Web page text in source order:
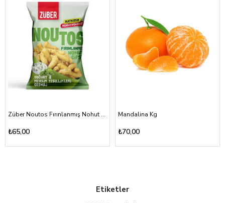
Züber Noutos Fırınlanmış Nohut Cipsi Yoğurt Mevsim Yeşillikleri 55gr
₺65,00
Mandalina Kg
₺70,00
Etiketler